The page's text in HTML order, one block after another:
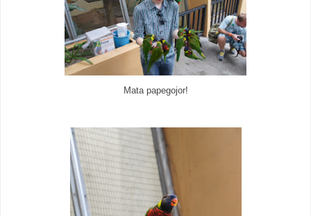
Mata papegojor!